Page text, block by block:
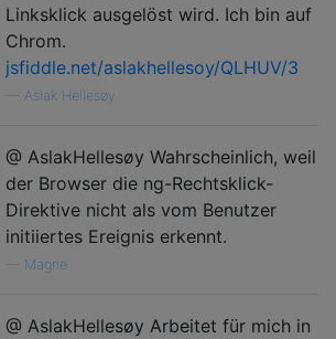
Linksklick ausgelöst wird. Ich bin auf
Chrom.
jsfiddle.net/aslakhellesoy/QLHUV/3
Aslak Hellesøy
@ AslakHellesøy Wahrscheinlich, weil
der Browser die ng-Rechtsklick-
Direktive nicht als vom Benutzer
initiiertes Ereignis erkennt.
Magne
@ AslakHellesøy Arbeitet für mich in